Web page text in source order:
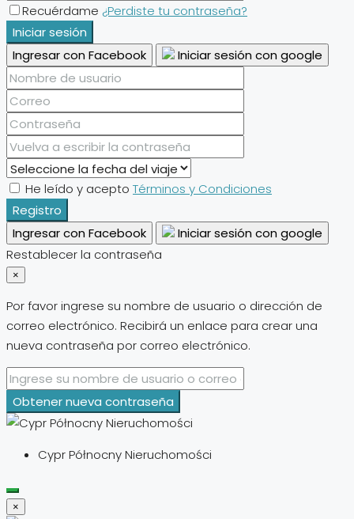
Recuérdame ¿Perdiste tu contraseña?
Iniciar sesión
Ingresar con Facebook
Iniciar sesión con google
He leído y acepto Términos y Condiciones
Registro
Ingresar con Facebook
Iniciar sesión con google
Restablecer la contraseña
×
Por favor ingrese su nombre de usuario o dirección de
correo electrónico. Recibirá un enlace para crear una
nueva contraseña por correo electrónico.
Obtener nueva contraseña
Cypr Północny Nieruchomości
×